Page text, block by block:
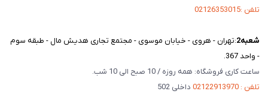
تلفن :02126353015
شعبه‌2 :تهران - هروی - خیابان موسوی - مجتمع تجاری هدیش مال - طبقه سوم
- واحد 367.
ساعت کاری فروشگاه: همه روزه / 10 صبح الی 10 شب.
تلفن : 02122913970
داخلی 502